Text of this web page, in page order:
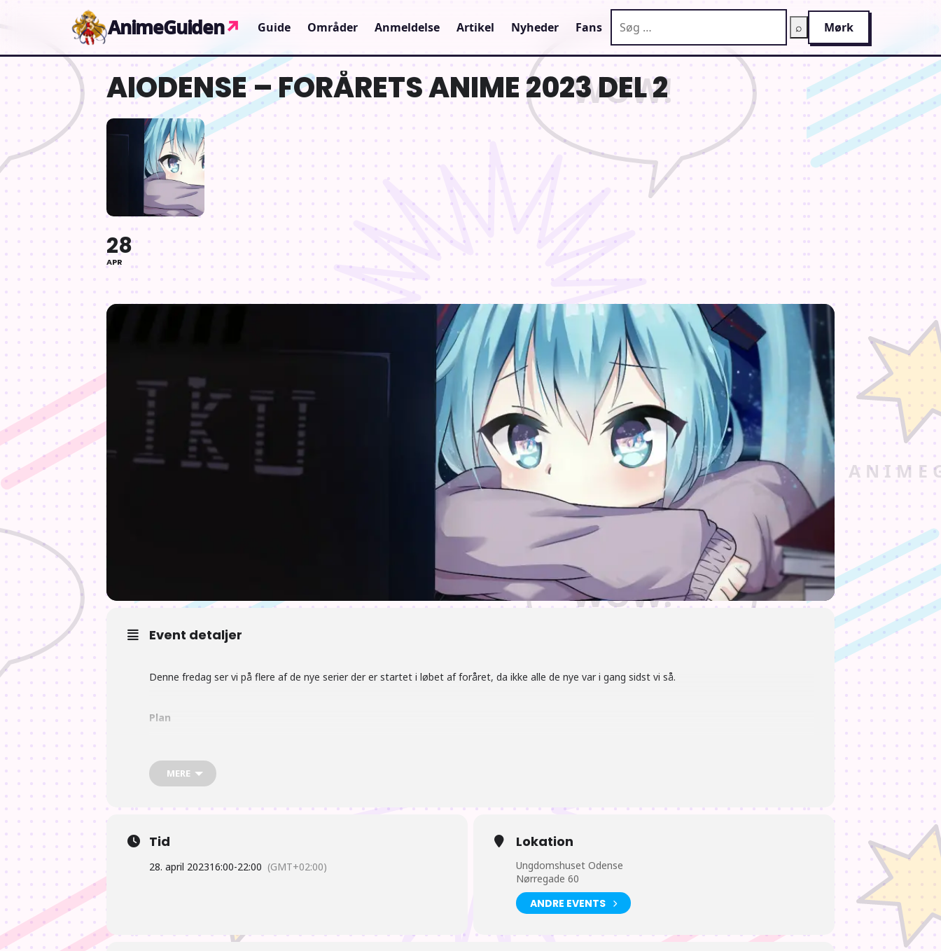
AnimeGuiden↗ Guide Områder Anmeldelse Artikel Nyheder Fans ⌕ Mørk
AIODENSE – FORÅRETS ANIME 2023 DEL 2
28
APR
Event detaljer
Denne fredag ser vi på flere af de nye serier der er startet i løbet af foråret, da ikke alle de nye var i gang sidst vi så.
Plan
16:00 Der åbnes
17:00 Der gås efter mad. Vi håber flest vil hente mad og spise sammen omkring klokken 17 (hentning, spisning ved tilbagekomst).
18:00 Nyheder fra Japan. Vi satser på at der er “nyheder fra Japan” klokken 18 (eller kort derefter) afholdt af et bestyrelsesmedlem hvis muligt.
MERE
Tid
28. april 202316:00-22:00 (GMT+02:00)
Lokation
Ungdomshuset Odense
Nørregade 60
ANDRE EVENTS